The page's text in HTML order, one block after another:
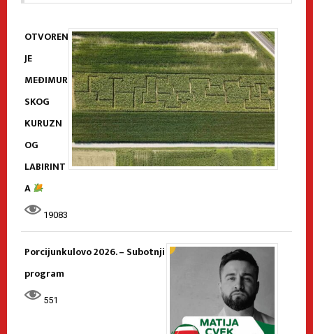
OTVOREN
JE
MEĐIMUR
SKOG
KURUZN
OG
LABIRINT
A
19083
Porcijunkulovo 2026. – Subotnji
program
551